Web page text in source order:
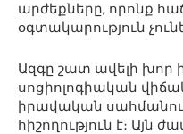
արժեքները, որոնք
օգտակարություն
Ազգը շատ ավելի խոր
սոցիոլոգիական
իրավական
հիշողություն է։ Այն